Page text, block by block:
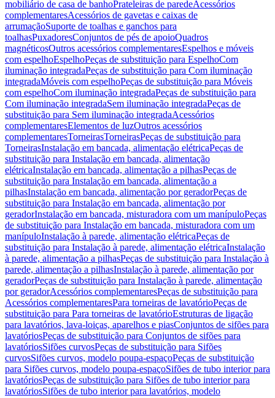
mobiliário de casa de banhoPrateleiras de paredeAcessórios
complementaresAcessórios de gavetas e caixas de
arrumaçãoSuporte de toalhas e ganchos para
toalhasPuxadoresConjuntos de pés de apoioQuadros
magnéticosOutros acessórios complementaresEspelhos e móveis
com espelhoEspelhoPeças de substituição para EspelhoCom
iluminação integradaPeças de substituição para Com iluminação
integradaMóveis com espelhoPeças de substituição para Móveis
com espelhoCom iluminação integradaPeças de substituição para
Com iluminação integradaSem iluminação integradaPeças de
substituição para Sem iluminação integradaAcessórios
complementaresElementos de luzOutros acessórios
complementaresTorneirasTorneirasPeças de substituição para
TorneirasInstalação em bancada, alimentação elétricaPeças de
substituição para Instalação em bancada, alimentação
elétricaInstalação em bancada, alimentação a pilhasPeças de
substituição para Instalação em bancada, alimentação a
pilhasInstalação em bancada, alimentação por geradorPeças de
substituição para Instalação em bancada, alimentação por
geradorInstalação em bancada, misturadora com um manípuloPeças
de substituição para Instalação em bancada, misturadora com um
manípuloInstalação à parede, alimentação elétricaPeças de
substituição para Instalação à parede, alimentação elétricaInstalação
à parede, alimentação a pilhasPeças de substituição para Instalação à
parede, alimentação a pilhasInstalação à parede, alimentação por
geradorPeças de substituição para Instalação à parede, alimentação
por geradorAcessórios complementaresPeças de substituição para
Acessórios complementaresPara torneiras de lavatórioPeças de
substituição para Para torneiras de lavatórioEstruturas de ligação
para lavatórios, lava-loiças, aparelhos e piasConjuntos de sifões para
lavatóriosPeças de substituição para Conjuntos de sifões para
lavatóriosSifões curvosPeças de substituição para Sifões
curvosSifões curvos, modelo poupa-espaçoPeças de substituição
para Sifões curvos, modelo poupa-espaçoSifões de tubo interior para
lavatóriosPeças de substituição para Sifões de tubo interior para
lavatóriosSifões de tubo interior para lavatórios, modelo